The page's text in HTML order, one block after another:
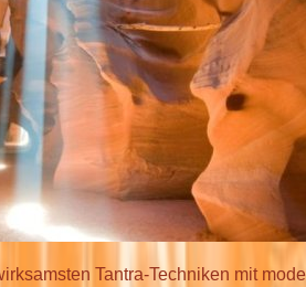
Tantra-Techniken mit